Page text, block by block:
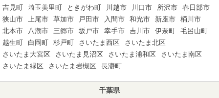
吉見町
埼玉美里町 ときがわ町 川越市 川口市 所沢市
春日部市
狭山市
上尾市 草加市 戸田市 入間市 和光市 新座市
桶川市
北本市
八潮市 三郷市 坂戸市 幸手市 吉川市 伊奈町
毛呂山町
越生町
白岡町 杉戸町 さいたま西区
さいたま北区
さいたま大宮区
さいたま見沼区 さいたま浦和区
さいたま南区
さいたま緑区
さいたま岩槻区 長瀞町
千葉県